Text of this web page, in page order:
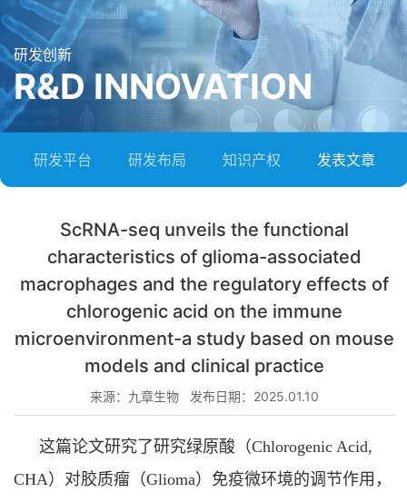
研发创新
R&D INNOVATION
研发平台 研发布局 知识产权 发表文章
ScRNA-seq unveils the functional
characteristics of glioma-associated
macrophages and the regulatory effects of
chlorogenic acid on the immune
microenvironment-a study based on mouse
models and clinical practice
来源：九章生物 发布日期：2025.01.10
这篇论文研究了研究绿原酸（Chlorogenic Acid,
CHA）对胶质瘤（Glioma）免疫微环境的调节作用 ，